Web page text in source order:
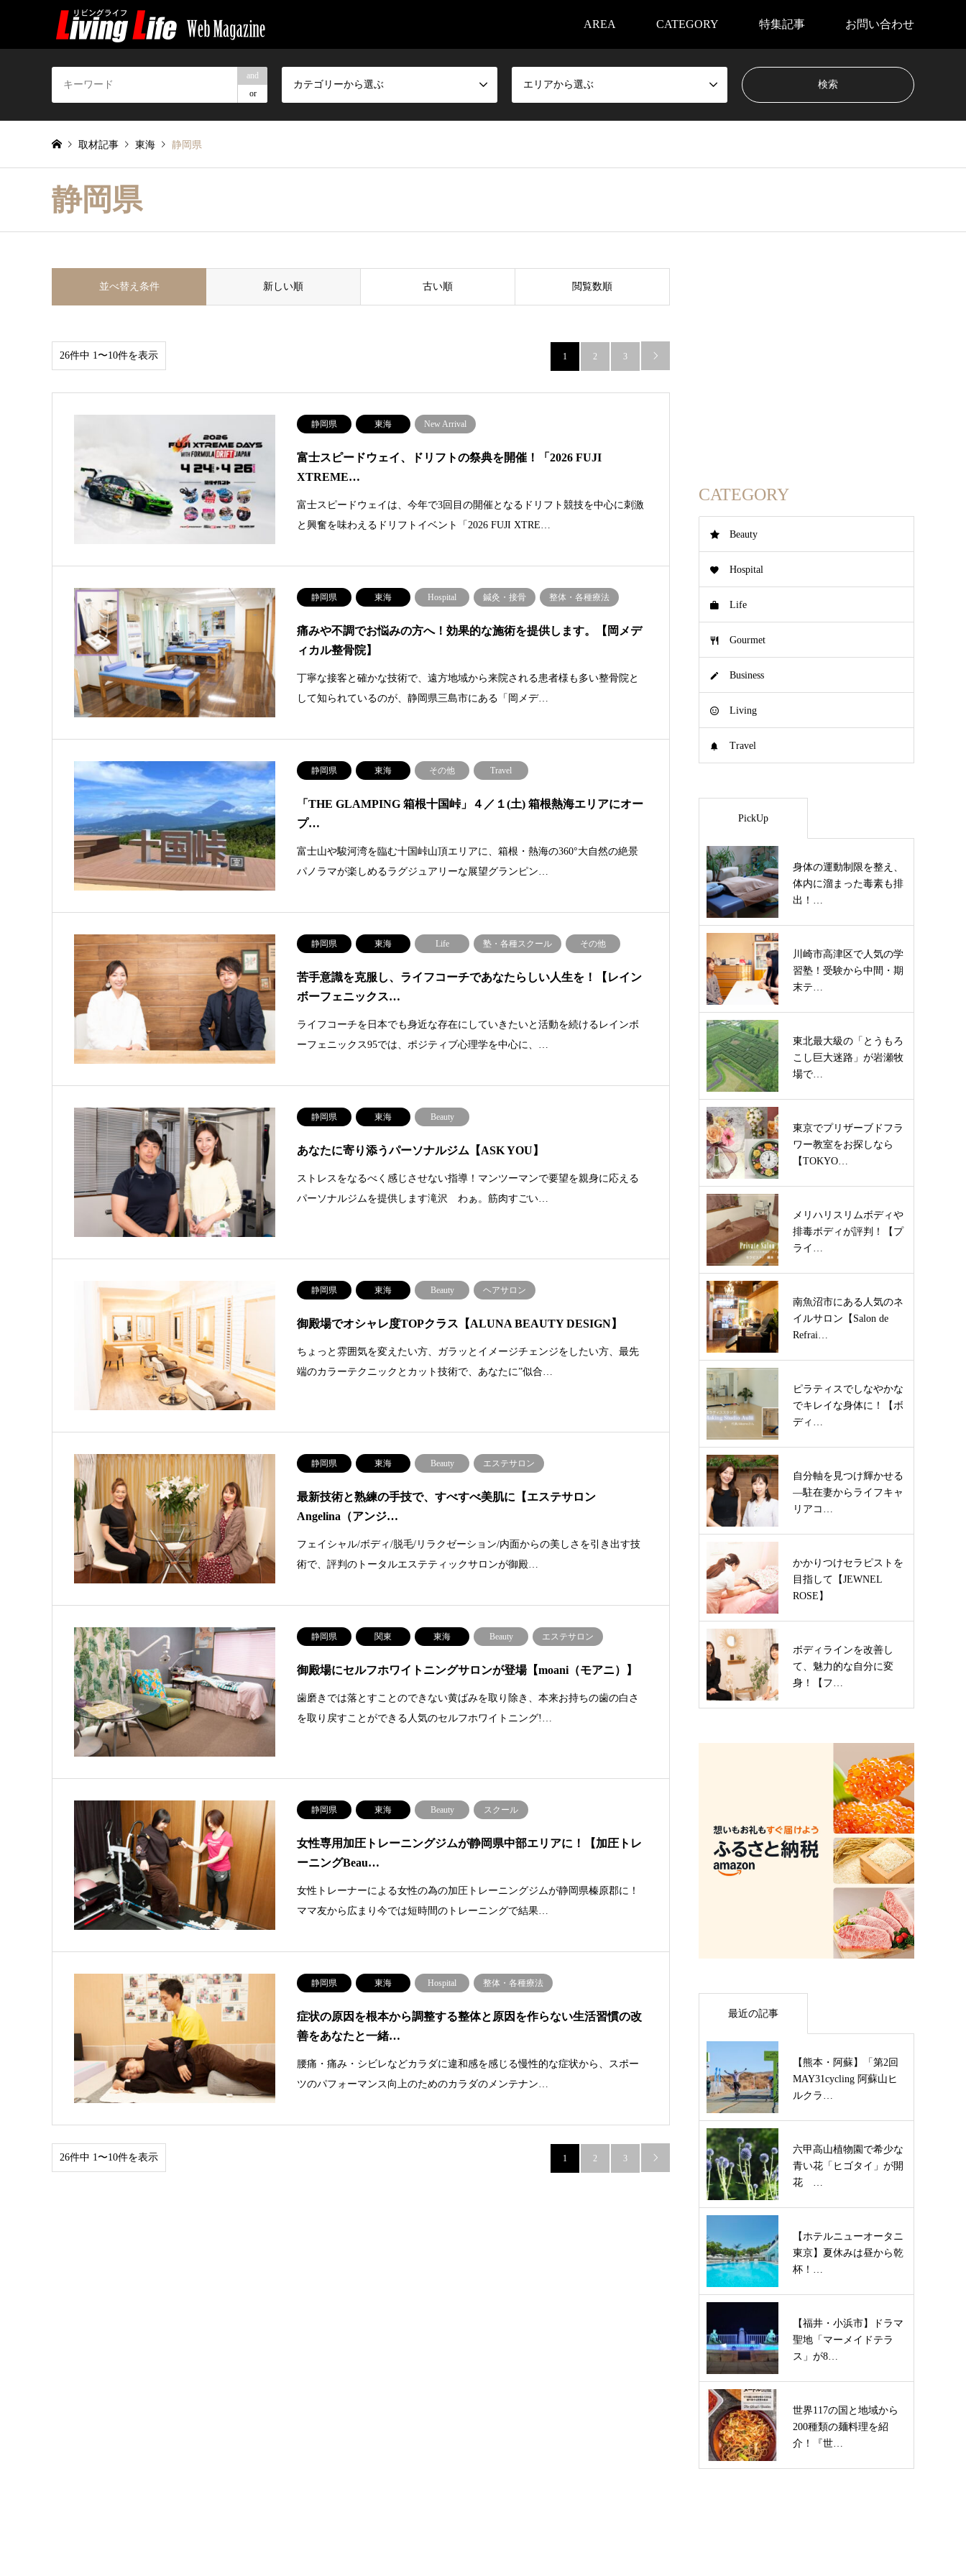
AREA CATEGORY 特集記事 お問い合わせ
and
or
カテゴリーから選ぶ エリアから選ぶ
取材記事 東海 静岡県
静岡県
並べ替え条件 新しい順 古い順 閲覧数順
26件中 1〜10件を表示 1 2 3 
静岡県 東海 New Arrival
富士スピードウェイ、ドリフトの祭典を開催！「2026 FUJI
XTREME…
富士スピードウェイは、今年で3回目の開催となるドリフト競技を中心に刺激
と興奮を味わえるドリフトイベント「2026 FUJI XTRE…
静岡県 東海 Hospital 鍼灸・接骨 整体・各種療法
痛みや不調でお悩みの方へ！効果的な施術を提供します。【岡メデ
ィカル整骨院】
丁寧な接客と確かな技術で、遠方地域から来院される患者様も多い整骨院と
して知られているのが、静岡県三島市にある「岡メデ…
静岡県 東海 その他 Travel
「THE GLAMPING 箱根十国峠」４／１(土) 箱根熱海エリアにオー
プ…
富士山や駿河湾を臨む十国峠山頂エリアに、箱根・熱海の360°大自然の絶景
パノラマが楽しめるラグジュアリーな展望グランピン…
静岡県 東海 Life 塾・各種スクール その他
苦手意識を克服し、ライフコーチであなたらしい人生を！【レイン
ボーフェニックス…
ライフコーチを日本でも身近な存在にしていきたいと活動を続けるレインボ
ーフェニックス95では、ポジティブ心理学を中心に、…
静岡県 東海 Beauty
あなたに寄り添うパーソナルジム【ASK YOU】
ストレスをなるべく感じさせない指導！マンツーマンで要望を親身に応える
パーソナルジムを提供します滝沢 わぁ。筋肉すごい…
静岡県 東海 Beauty ヘアサロン
御殿場でオシャレ度TOPクラス【ALUNA BEAUTY DESIGN】
ちょっと雰囲気を変えたい方、ガラッとイメージチェンジをしたい方、最先
端のカラーテクニックとカット技術で、あなたに”似合…
静岡県 東海 Beauty エステサロン
最新技術と熟練の手技で、すべすべ美肌に【エステサロン
Angelina（アンジ…
フェイシャル/ボディ/脱毛/リラクゼーション/内面からの美しさを引き出す技
術で、評判のトータルエステティックサロンが御殿…
静岡県 関東 東海 Beauty エステサロン
御殿場にセルフホワイトニングサロンが登場【moani（モアニ）】
歯磨きでは落とすことのできない黄ばみを取り除き、本来お持ちの歯の白さ
を取り戻すことができる人気のセルフホワイトニング!…
静岡県 東海 Beauty スクール
女性専用加圧トレーニングジムが静岡県中部エリアに！【加圧トレ
ーニングBeau…
女性トレーナーによる女性の為の加圧トレーニングジムが静岡県榛原郡に！
ママ友から広まり今では短時間のトレーニングで結果…
静岡県 東海 Hospital 整体・各種療法
症状の原因を根本から調整する整体と原因を作らない生活習慣の改
善をあなたと一緒…
腰痛・痛み・シビレなどカラダに違和感を感じる慢性的な症状から、スポー
ツのパフォーマンス向上のためのカラダのメンテナン…
26件中 1〜10件を表示 1 2 3 
CATEGORY
Beauty
Hospital
Life
Gourmet
Business
Living
Travel
PickUp
身体の運動制限を整え、
体内に溜まった毒素も排
出！…
川崎市高津区で人気の学
習塾！受験から中間・期
末テ…
東北最大級の「とうもろ
こし巨大迷路」が岩瀬牧
場で…
東京でプリザーブドフラ
ワー教室をお探しなら
【TOKYO…
メリハリスリムボディや
排毒ボディが評判！【プ
ライ…
南魚沼市にある人気のネ
イルサロン【Salon de
Refrai…
ピラティスでしなやかな
でキレイな身体に！【ボ
ディ…
自分軸を見つけ輝かせる
―駐在妻からライフキャ
リアコ…
かかりつけセラピストを
目指して【JEWNEL
ROSE】
ボディラインを改善し
て、魅力的な自分に変
身！【フ…
最近の記事
【熊本・阿蘇】「第2回
MAY31cycling 阿蘇山ヒ
ルクラ…
六甲高山植物園で希少な
青い花「ヒゴタイ」が開
花 …
【ホテルニューオータニ
東京】夏休みは昼から乾
杯！…
【福井・小浜市】ドラマ
聖地「マーメイドテラ
ス」が8…
世界117の国と地域から
200種類の麺料理を紹
介！『世…